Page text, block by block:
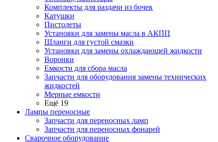
Комплекты для раздачи из бочек
Катушки
Пистолеты
Установки для замены масла в АКПП
Шланги для густой смазки
Установки для замены охлаждающей жидкости
Воронки
Емкости для сбора масла
Запчасти для оборудования замены технических
жидкостей
Мерные емкости
Ещё 19
Лампы переносные
Запчасти для переносных ламп
Запчасти для переносных фонарей
Сварочное оборудование